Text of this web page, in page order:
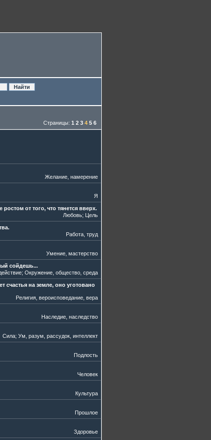
Страницы: 1 2 3 4 5 6
Желание, намерение
Я
от того, что тянется вверх.
Любовь; Цель
Работа, труд
Умение, мастерство
сойдешь...
; Окружение, общество, среда
счастья на земле, оно уготовано
Религия, вероисповедание, вера
Наследие, наследство
Сила; Ум, разум, рассудок, интеллект
Подлость
Человек
Культура
Прошлое
Здоровье